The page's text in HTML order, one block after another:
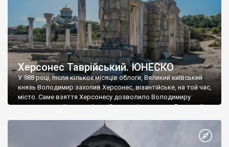
Херсонес Таврійський. ЮНЕСКО
У 988 році, після кількох місяців облоги, Великий київський
князь Володимир захопив Херсонес, візантійське, на той час,
місто. Саме взяття Херсонесу дозволило Володимиру
диктувати свої умови візантійському імператору Василю ІІ, та
Херсонесі Володимир-язичник, став Василем-християнином.
А потім було Хрещення Русі. На честь Херсонесу Таврійського